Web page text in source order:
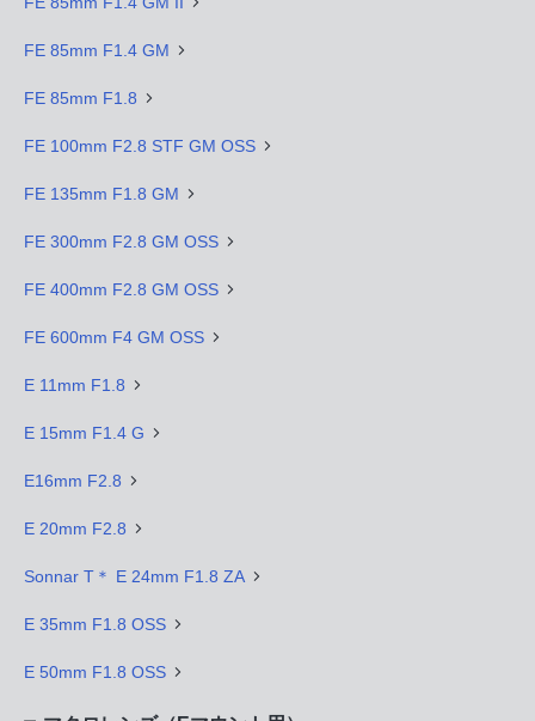
FE 85mm F1.4 GM
FE 85mm F1.8
FE 100mm F2.8 STF GM OSS
FE 135mm F1.8 GM
FE 300mm F2.8 GM OSS
FE 400mm F2.8 GM OSS
FE 600mm F4 GM OSS
E 11mm F1.8
E 15mm F1.4 G
E16mm F2.8
E 20mm F2.8
Sonnar T＊ E 24mm F1.8 ZA
E 35mm F1.8 OSS
E 50mm F1.8 OSS